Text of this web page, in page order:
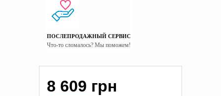
ПОСЛЕПРОДАЖНЫЙ СЕРВИС
Что-то сломалось? Мы поможем!
8 609 грн